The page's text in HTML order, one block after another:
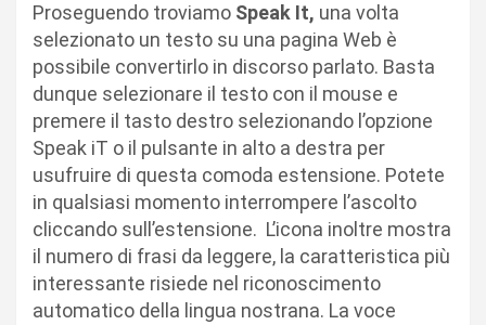
Proseguendo troviamo Speak It, una volta
selezionato un testo su una pagina Web è
possibile convertirlo in discorso parlato. Basta
dunque selezionare il testo con il mouse e
premere il tasto destro selezionando l’opzione
Speak iT o il pulsante in alto a destra per
usufruire di questa comoda estensione. Potete
in qualsiasi momento interrompere l’ascolto
cliccando sull’estensione. L’icona inoltre mostra
il numero di frasi da leggere, la caratteristica più
interessante risiede nel riconoscimento
automatico della lingua nostrana. La voce